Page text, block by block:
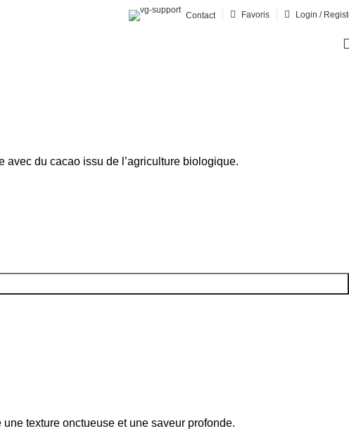
Contact Favoris Login /
du cacao issu de l’agriculture biologique.
texture onctueuse et une saveur profonde.